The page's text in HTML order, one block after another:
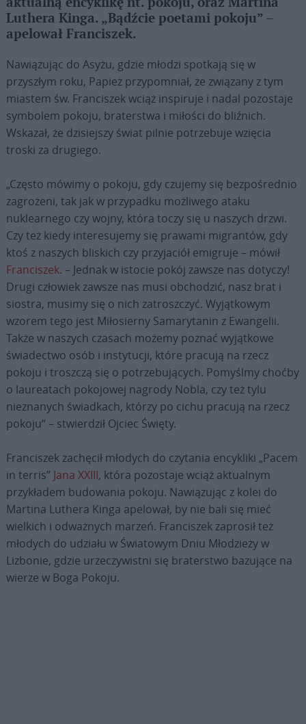
Luthera Kinga. „Bądźcie poetami pokoju” –
apelował Franciszek.
Nawiązując do Asyżu, gdzie młodzi spotkają się w
przyszłym roku, Papież przypomniał, że związany z tym
miastem św. Franciszek wciąż inspiruje i nadal pozostaje
symbolem pokoju, braterstwa i miłości do bliźnich.
Wskazał, że dzisiejszy świat pilnie potrzebuje wzięcia
troski za drugiego.
„Często mówimy o pokoju, gdy czujemy się bezpośrednio
zagrożeni, tak jak w przypadku możliwego ataku
nuklearnego czy wojny, która toczy się u naszych drzwi.
Czy też kiedy interesujemy się prawami migrantów, gdy
ktoś z naszych bliskich czy przyjaciół emigruje – mówił
Franciszek. – Jednak w istocie pokój zawsze nas dotyczy!
Drugi człowiek zawsze nas musi obchodzić, nasz brat i
siostra, musimy się o nich zatroszczyć. Wyjątkowym
wzorem tego jest Miłosierny Samarytanin z Ewangelii.
Także w naszych czasach możemy poznać wyjątkowe
świadectwo osób i instytucji, które pracują na rzecz
pokoju i troszczą się o potrzebujących. Pomyślmy choćby
o laureatach pokojowej nagrody Nobla, czy też tylu
nieznanych świadkach, którzy po cichu pracują na rzecz
pokoju“ – stwierdził Ojciec Święty.
Franciszek zachęcił młodych do czytania encykliki „Pacem
in terris” Jana XXIII, która pozostaje wciąż aktualnym
przykładem budowania pokoju. Nawiązując z kolei do
Martina Luthera Kinga apelował, by nie bali się mieć
wielkich i odważnych marzeń. Franciszek zaprosił też
młodych do udziału w Światowym Dniu Młodzieży w
Lizbonie, gdzie urzeczywistni się braterstwo bazujące na
wierze w Boga Pokoju.